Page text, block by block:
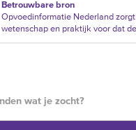
Betrouwbare bron
Opvoedinformatie Nederland
wetenschap en praktijk voor dat
wat je zocht?